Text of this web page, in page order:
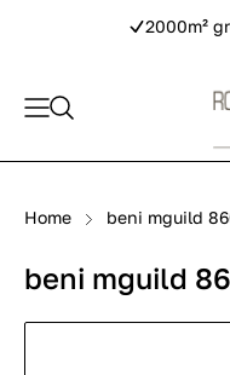
2000m²
Home beni mguild
beni mguild